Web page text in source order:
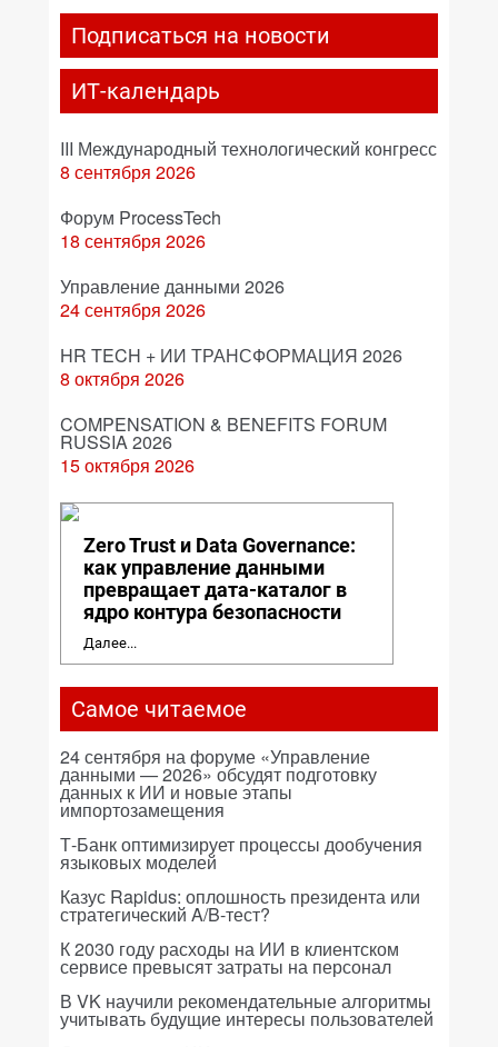
Подписаться на новости
ИТ-календарь
III Международный технологический конгресс
8 сентября 2026
Форум ProcessTech
18 сентября 2026
Управление данными 2026
24 сентября 2026
HR TECH + ИИ ТРАНСФОРМАЦИЯ 2026
8 октября 2026
COMPENSATION & BENEFITS FORUM
RUSSIA 2026
15 октября 2026
Zero Trust и Data Governance:
как управление данными
превращает дата-каталог в
ядро контура безопасности
Далее...
Самое читаемое
24 сентября на форуме «Управление
данными — 2026» обсудят подготовку
данных к ИИ и новые этапы
импортозамещения
Т-Банк оптимизирует процессы дообучения
языковых моделей
Казус Rapidus: оплошность президента или
стратегический A/B-тест?
К 2030 году расходы на ИИ в клиентском
сервисе превысят затраты на персонал
В VK научили рекомендательные алгоритмы
учитывать будущие интересы пользователей